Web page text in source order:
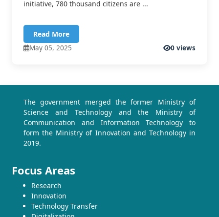
initiative, 780 thousand citizens are ...
Read More
May 05, 2025
0 views
The government merged the former Ministry of
Science and Technology and the Ministry of
Communication and Information Technology to
form the Ministry of Innovation and Technology in
2019.
Focus Areas
Research
Innovation
Technology Transfer